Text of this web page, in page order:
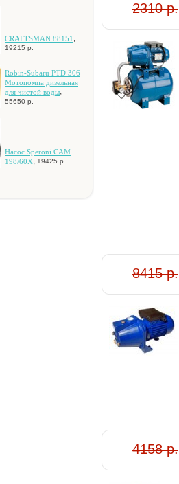
CRAFTSMAN 88151 ,
19215 р.
Robin-Subaru PTD 306
Moтoпoмпa дизeльнaя
для чиcтoй вoды,
55650 р.
Hacoc Speroni CAM
198/60X, 19425 р.
2310 р.
8415 р.
4158 р.